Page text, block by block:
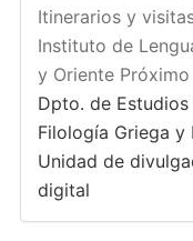
Itinerarios y
Instituto de
y Oriente Próximo
Dpto. de
Filología Griega y
Unidad de
digital